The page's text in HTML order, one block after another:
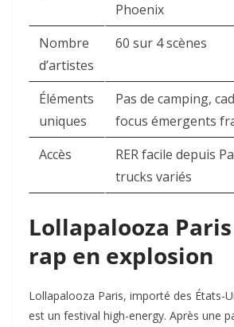
Phoenix
Nombre
d’artistes
60 sur 4 scènes
Éléments
uniques
Pas de camping,
focus émergents
Accès
RER facile depuis
trucks variés
Lollapalooza
rap en explosion
Lollapalooza Paris, importé des États-
est un festival high-energy. Après une